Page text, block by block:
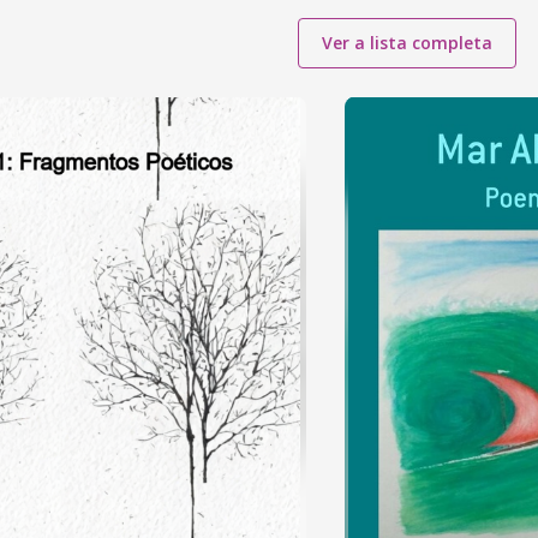
Ver a lista completa